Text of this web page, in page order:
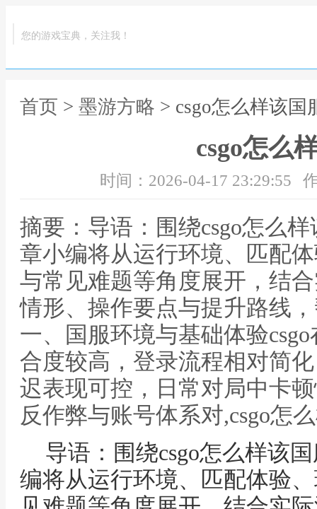
您的游戏宝典，关注我！
首页 > 墨游方略 > csgo怎么样该国
csgo怎么
时间：2026-04-17 23:29:55
摘要：导语：围绕csgo怎么
章小编将从运行环境、匹配
与常见难题等角度展开，结
情形、操作要点与提升路线
一、国服环境与基础体验
合度较高，登录流程相对简
迟表现可控，日常对局中卡
反作弊与账号体系对,csgo怎
导语：围绕csgo怎么样该
编将从运行环境、匹配体验